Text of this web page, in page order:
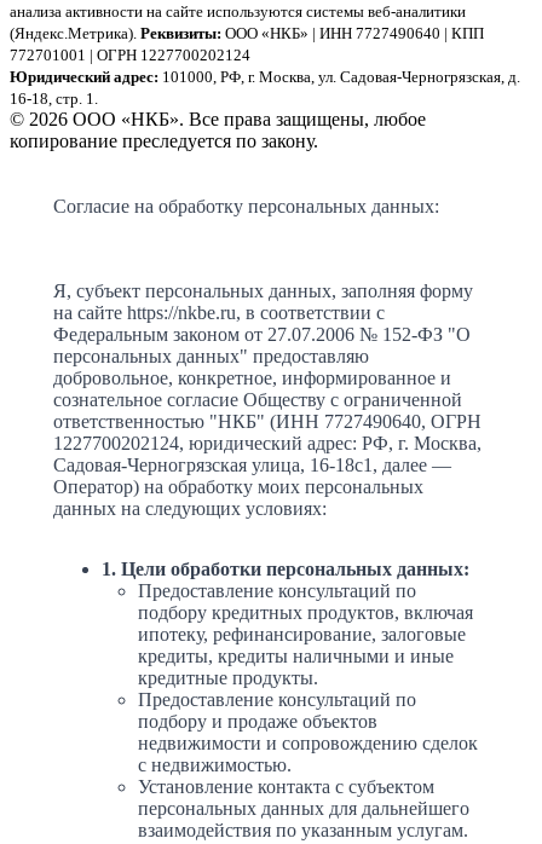
анализа активности на сайте используются системы веб-аналитики
(Яндекс.Метрика). Реквизиты: ООО «НКБ» | ИНН 7727490640 | КПП
772701001 | ОГРН 1227700202124
Юридический адрес: 101000, РФ, г. Москва, ул. Садовая-Черногрязская, д.
16-18, стр. 1.
© 2026 ООО «НКБ». Все права защищены, любое
копирование преследуется по закону.
Согласие на обработку персональных данных:
Я, субъект персональных данных, заполняя форму
на сайте https://nkbe.ru, в соответствии с
Федеральным законом от 27.07.2006 № 152-ФЗ "О
персональных данных" предоставляю
добровольное, конкретное, информированное и
сознательное согласие Обществу с ограниченной
ответственностью "НКБ" (ИНН 7727490640, ОГРН
1227700202124, юридический адрес: РФ, г. Москва,
Садовая-Черногрязская улица, 16-18с1, далее —
Оператор) на обработку моих персональных
данных на следующих условиях:
1. Цели обработки персональных данных:
Предоставление консультаций по
подбору кредитных продуктов, включая
ипотеку, рефинансирование, залоговые
кредиты, кредиты наличными и иные
кредитные продукты.
Предоставление консультаций по
подбору и продаже объектов
недвижимости и сопровождению сделок
с недвижимостью.
Установление контакта с субъектом
персональных данных для дальнейшего
взаимодействия по указанным услугам.